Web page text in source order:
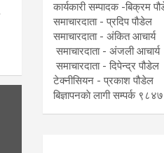
कार्यकारी सम्पादक -बिक्रम
समाचारदाता - प्रदिप पौडेल
समाचारदाता - अंकित आचार्य
समाचारदाता - अंजली आचार्य
समाचारदाता - दिपेन्द्र पौडेल
टेक्नीसियन - प्रकाश पौडेल
बिज्ञापनकाे लागी सम्पर्क